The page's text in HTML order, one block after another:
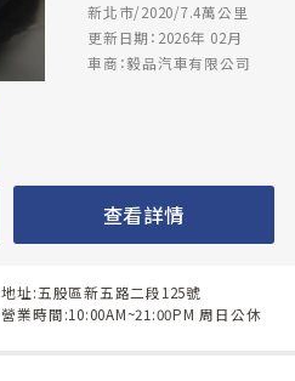
新北市/2020/7.4萬公里
更新日期：2026年 02月
車商：毅品汽車有限公司
查看詳情
地址:五股區新五路二段125號
營業時間:10:00AM~21:00PM 周日公休